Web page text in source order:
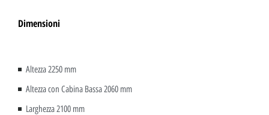
Dimensioni
Altezza 2250 mm
Altezza con Cabina Bassa 2060 mm
Larghezza 2100 mm